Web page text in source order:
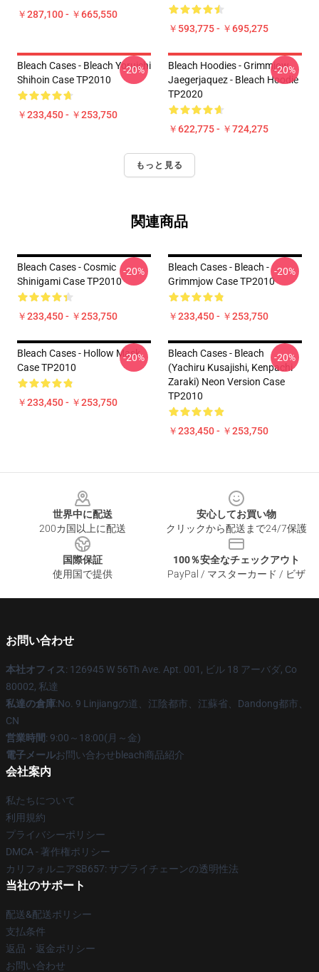
￥287,100 - ￥665,550
￥593,775 - ￥695,275
Bleach Cases - Bleach Yoruichi
Shihoin Case TP2010
￥233,450 - ￥253,750
-20%
Bleach Hoodies - Grimmjow
Jaegerjaquez - Bleach Hoodie
TP2020
￥622,775 - ￥724,275
-20%
もっと見る
関連商品
Bleach Cases - Cosmic
Shinigami Case TP2010
￥233,450 - ￥253,750
-20%
Bleach Cases - Bleach -
Grimmjow Case TP2010
￥233,450 - ￥253,750
-20%
Bleach Cases - Hollow Mask
Case TP2010
￥233,450 - ￥253,750
-20%
Bleach Cases - Bleach
(Yachiru Kusajishi, Kenpachi
Zaraki) Neon Version Case
TP2010
￥233,450 - ￥253,750
-20%
世界中に配送
200カ国以上に配送
安心してお買い物
クリックから配送まで24/7保護
国際保証
使用国で提供
100％安全なチェックアウト
PayPal / マスターカード / ビザ
お問い合わせ
本社オフィス: 126945 W 56Th Ave. Apt. 001, ビル 18 アーバダ, Co
80002, 私達
私達の倉庫:No. 9 Linjiangの道、江陰都市、江蘇省、Dandong都市、
CN
営業時間: 9:00～18:00(月～金)
電子メールお問い合わせbleach商品紹介
会社案内
私たちについて
利用規約
プライバシーポリシー
DMCA - 著作権ポリシー
カリフォルニアSB657: サプライチェーンの透明性法
当社のサポート
配送&配送ポリシー
支払条件
返品・返金ポリシー
お問い合わせ